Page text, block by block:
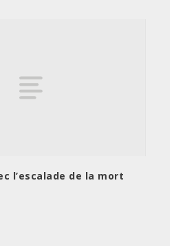
l’escalade de la mort